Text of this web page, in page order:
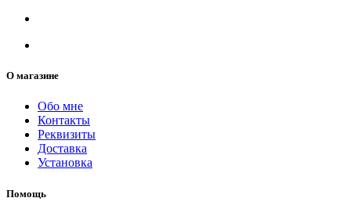
О магазине
Обо мне
Контакты
Реквизиты
Доставка
Установка
Помощь